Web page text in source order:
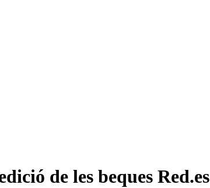
de les beques Red.es